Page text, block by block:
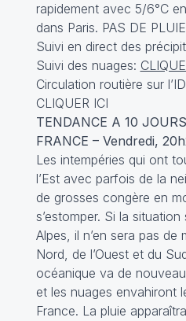
rapidement avec 5/6°C
dans Paris. PAS DE
Suivi en direct des
Suivi des nuages:
Circulation routière sur
CLIQUER ICI
TENDANCE A 10
FRANCE – Vendredi,
Les intempéries qui ont
l’Est avec parfois de la
de grosses congère en
s’estomper. Si la situation
Alpes, il n’en sera pas de
Nord, de l’Ouest et du
océanique va de
et les nuages envahiront
France. La pluie